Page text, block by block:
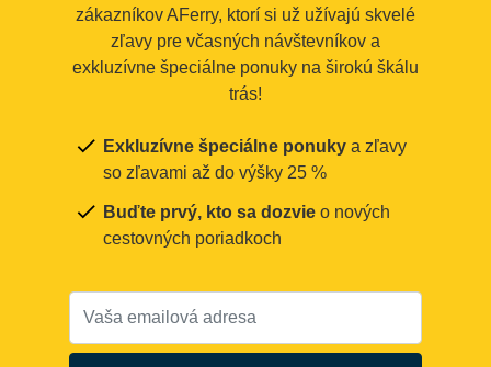
zákazníkov AFerry, ktorí si už užívajú skvelé
zľavy pre včasných návštevníkov a
exkluzívne špeciálne ponuky na širokú škálu
trás!
Exkluzívne špeciálne ponuky a zľavy
so zľavami až do výšky 25 %
Buďte prvý, kto sa dozvie o nových
cestovných poriadkoch